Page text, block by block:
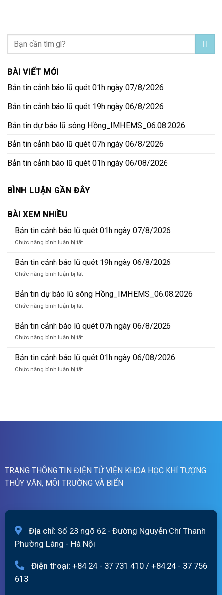
BÀI VIẾT MỚI
Bản tin cảnh báo lũ quét 01h ngày 07/8/2026
Bản tin cảnh báo lũ quét 19h ngày 06/8/2026
Bản tin dự báo lũ sông Hồng_IMHEMS_06.08.2026
Bản tin cảnh báo lũ quét 07h ngày 06/8/2026
Bản tin cảnh báo lũ quét 01h ngày 06/08/2026
BÌNH LUẬN GẦN ĐÂY
BÀI XEM NHIỀU
Bản tin cảnh báo lũ quét 01h ngày 07/8/2026
Chức năng bình luận bị tắtở
tin
báo
quét
01h
07/8/2026
Bản tin cảnh báo lũ quét 19h ngày 06/8/2026
Chức năng bình luận bị tắtở
tin
báo
quét
19h
06/8/2026
Bản tin dự báo lũ sông Hồng_IMHEMS_06.08.2026
Chức năng bình luận bị tắtở
tin
báo
sông
Hồng_IMHEMS_06.08.2026
Bản tin cảnh báo lũ quét 07h ngày 06/8/2026
Chức năng bình luận bị tắtở
tin
báo
Bản tin cảnh báo lũ quét 01h ngày 06/08/2026
Chức năng bình luận bị tắtở
quét
TRANG THÔNG TIN ĐIỆN TỬ VIỆN KHOA HỌC KHÍ TƯỢNG
THỦY VĂN, MÔI TRƯỜNG VÀ BIỂN
Địa chỉ: Số 23 ngõ 62 - Đường Nguyễn Chí Thanh
Phường Láng - Hà Nội
Điện thoại: +84 24 - 37 731 410 / +84 24 - 37 756
613